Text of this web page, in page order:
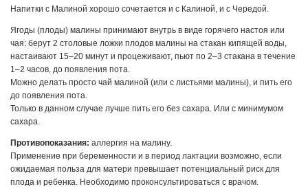
Напитки с Малиной хорошо сочетается и с Калиной, и с Чередой.
Ягоды (плоды) малины принимают внутрь в виде горячего настоя или
чая: берут 2 столовые ложки плодов малины на стакан кипящей воды,
настаивают 15–20 минут и процеживают, пьют по 2–3 стакана в течение
1–2 часов, до появления пота.
Можно делать просто чай малиной (или с листьями малины), и пить его
до появления пота.
Только в данном случае лучше пить его без сахара. Или с минимумом
сахара.
Противопоказания: аллергия на малину.
Применение при беременности и в период лактации возможно, если
ожидаемая польза для матери превышает потенциальный риск для
плода и ребенка. Необходимо проконсультироваться с врачом.